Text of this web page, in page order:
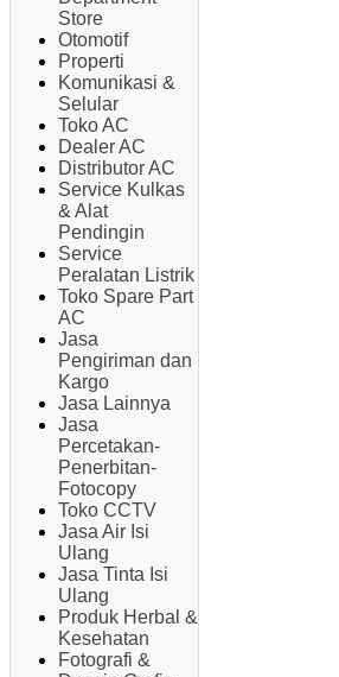
Store
Otomotif
Properti
Komunikasi &
Selular
Toko AC
Dealer AC
Distributor AC
Service Kulkas
& Alat
Pendingin
Service
Peralatan Listrik
Toko Spare Part
AC
Jasa
Pengiriman dan
Kargo
Jasa Lainnya
Jasa
Percetakan-
Penerbitan-
Fotocopy
Toko CCTV
Jasa Air Isi
Ulang
Jasa Tinta Isi
Ulang
Produk Herbal &
Kesehatan
Fotografi &